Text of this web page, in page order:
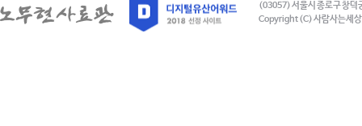
(03057) 서울시 종로구 창덕
Copyright (C) 사람사는세